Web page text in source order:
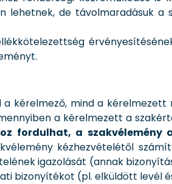
lehetnek, de távolmaradásuk
kérelmező, mind a
a kérelmezett a
fordulhat, a szakvélemény
kézhezvételétől
igazolását (annak
bizonyítékot (pl. elküldött levél